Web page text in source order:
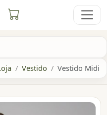
Vestido Vestido Midi